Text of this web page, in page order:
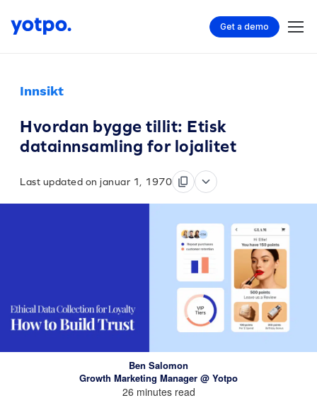
Get a demo
Innsikt
Hvordan bygge tillit: Etisk
datainnsamling for lojalitet
Last updated on januar 1, 1970
Ben Salomon
Growth Marketing Manager @ Yotpo
26 minutes read